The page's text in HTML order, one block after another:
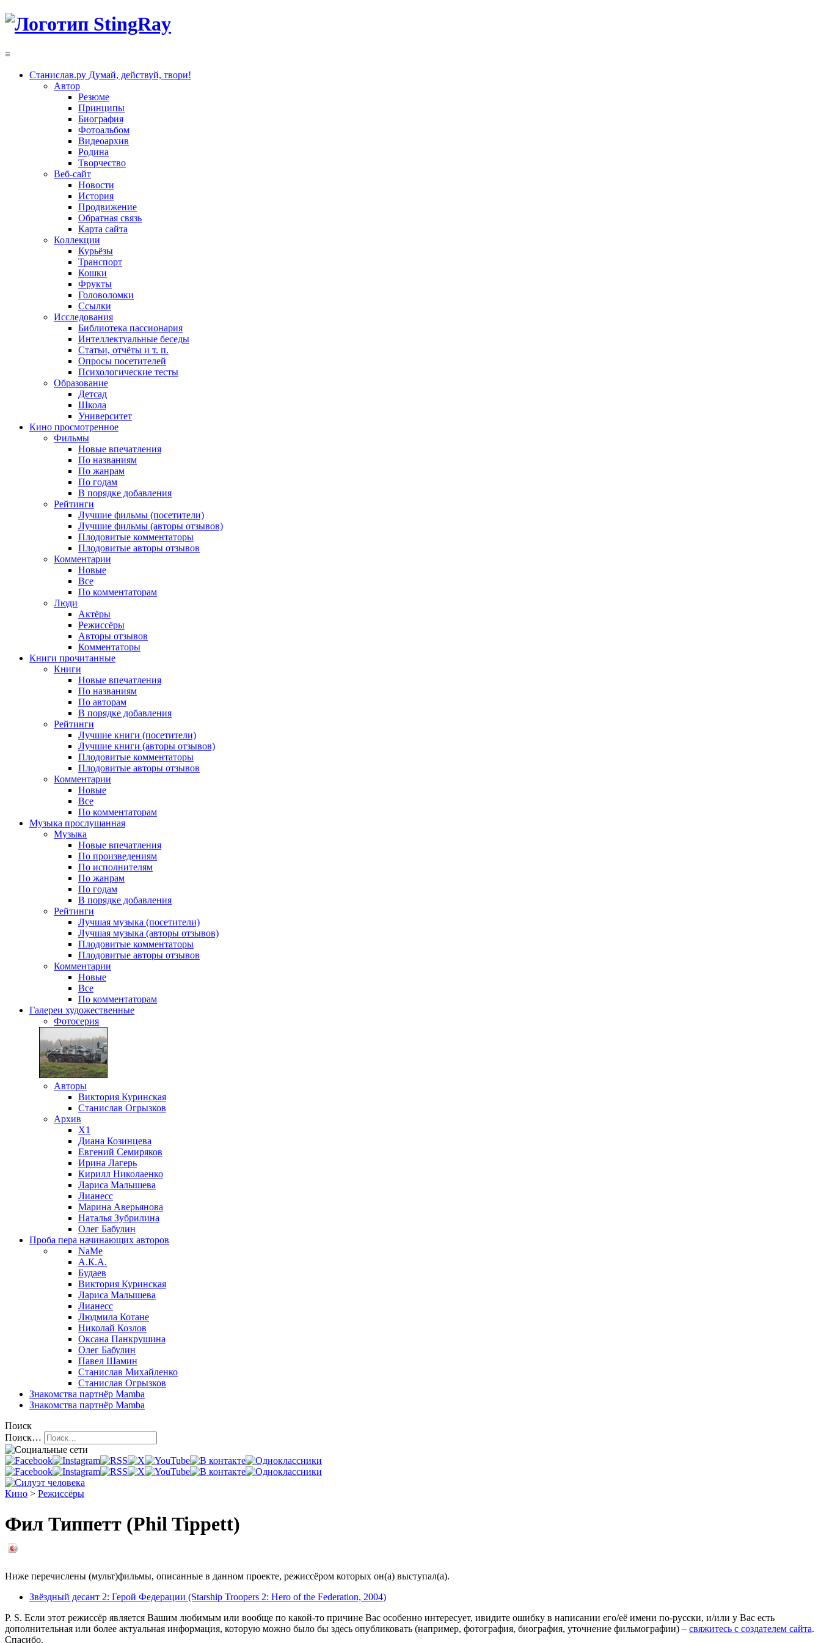
≡
Станислав.ру Думай, действуй, твори!
Автор
Резюме
Принципы
Биография
Фотоальбом
Видеоархив
Родина
Творчество
Веб-сайт
Новости
История
Продвижение
Обратная связь
Карта сайта
Коллекции
Курьёзы
Транспорт
Кошки
Фрукты
Головоломки
Ссылки
Исследования
Библиотека пассионария
Интеллектуальные беседы
Статьи, отчёты и т. п.
Опросы посетителей
Психологические тесты
Образование
Детсад
Школа
Университет
Кино просмотренное
Фильмы
Новые впечатления
По названиям
По жанрам
По годам
В порядке добавления
Рейтинги
Лучшие фильмы (посетители)
Лучшие фильмы (авторы отзывов)
Плодовитые комментаторы
Плодовитые авторы отзывов
Комментарии
Новые
Все
По комментаторам
Люди
Актёры
Режиссёры
Авторы отзывов
Комментаторы
Книги прочитанные
Книги
Новые впечатления
По названиям
По авторам
В порядке добавления
Рейтинги
Лучшие книги (посетители)
Лучшие книги (авторы отзывов)
Плодовитые комментаторы
Плодовитые авторы отзывов
Комментарии
Новые
Все
По комментаторам
Музыка прослушанная
Музыка
Новые впечатления
По произведениям
По исполнителям
По жанрам
По годам
В порядке добавления
Рейтинги
Лучшая музыка (посетители)
Лучшая музыка (авторы отзывов)
Плодовитые комментаторы
Плодовитые авторы отзывов
Комментарии
Новые
Все
По комментаторам
Галереи художественные
Фотосерия
Авторы
Виктория Куринская
Станислав Огрызков
Архив
X1
Диана Козинцева
Евгений Семиряков
Ирина Лагерь
Кирилл Николаенко
Лариса Малышева
Лианесс
Марина Аверьянова
Наталья Зубрилина
Олег Бабулин
Проба пера начинающих авторов
NaMe
А.К.А.
Будаев
Виктория Куринская
Лариса Малышева
Лианесс
Людмила Котане
Николай Козлов
Оксана Панкрушина
Олег Бабулин
Павел Шамин
Станислав Михайленко
Станислав Огрызков
Знакомства партнёр Mamba
Знакомства партнёр Mamba
Поиск
Поиск…
Кино > Режиссёры
Фил Типпетт (Phil Tippett)
Ниже перечислены (мульт)фильмы, описанные в данном проекте, режиссёром которых он(а) выступал(а).
Звёздный десант 2: Герой Федерации (Starship Troopers 2: Hero of the Federation, 2004)
P. S. Если этот режиссёр является Вашим любимым или вообще по какой-то причине Вас особенно интересует, ивидите ошибку в написании его/её имени по-русски, и/или у Вас есть
дополнительная или более актуальная информация, которую можно было бы здесь опубликовать (например, фотография, биография, уточнение фильмографии) – свяжитесь с создателем сайта.
Спасибо.